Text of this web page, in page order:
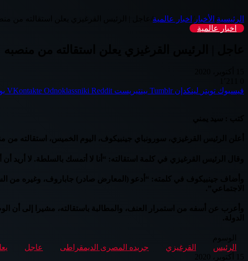
الرئيسية الأخبار اخبار عالمية
اخبار عالمية
فيسبوك تويتر لينكدإن بينتيريست Odnoklassniki
أعلن الرئيس القرغيزي، سورونباي جينبيكوف، اليوم الخميس، استقالته
وقال الرئيس القرغيزي في كلمة استقالته: “أنا لا أتمسك بالسلطة. لا
وأضاف جينبيكوف في كلمته: “أدعو (المعارض صادر) جاباروف، وغيره من
وأعرب عن أسفه من استمرار العنف، والمطالبة باستقالته، مشيرا إلى أن
الرئيس
القرغيزي جريده المصرى الديمقراطى عاجل